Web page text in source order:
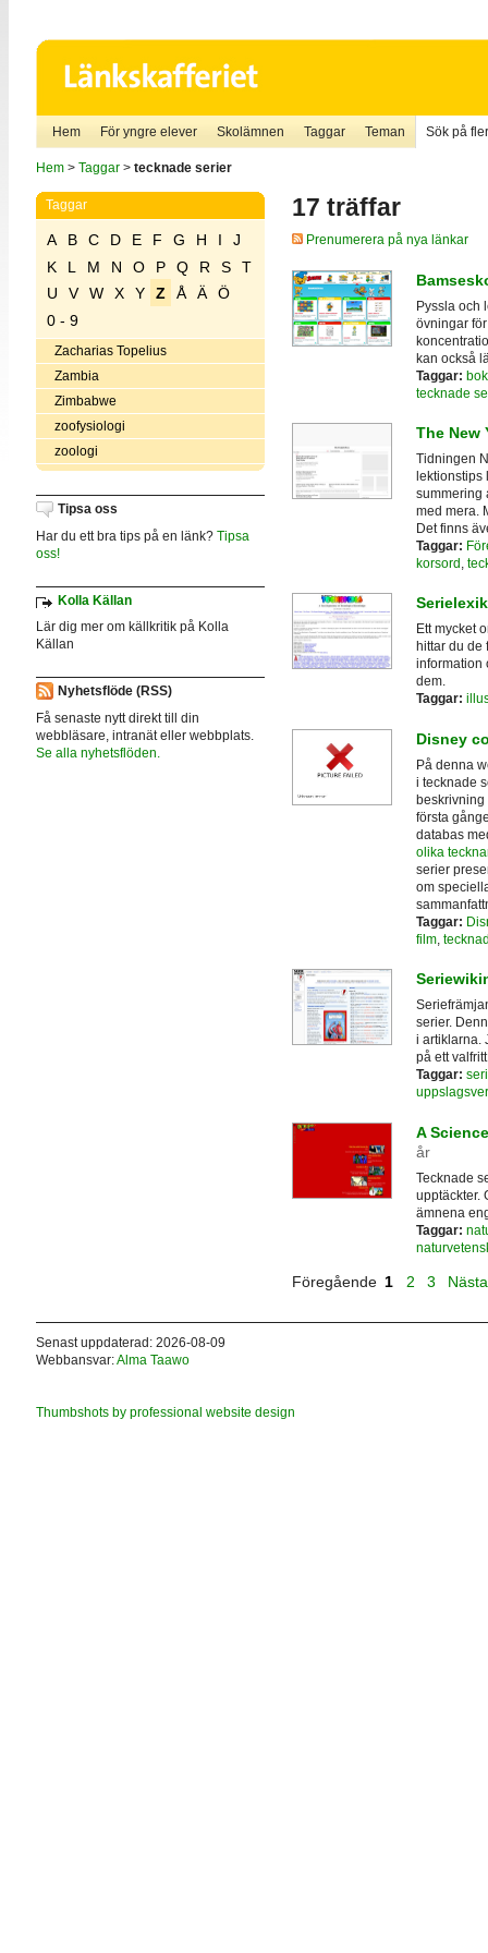
Hem För yngre elever Skolämnen Taggar Teman Sök på
Hem> Taggar> tecknade serier
Taggar
A B C D E F G H I
J
K
L M N O P Q R S
T
U
V W X Y Z Å Ä
Ö
0 - 9
Zacharias Topelius
Zambia
Zimbabwe
zoofysiologi
zoologi
Tipsa oss
Har du ett bra tips på en länk? Tipsa
oss!
Kolla Källan
Lär dig mer om källkritik på Kolla
Källan
Nyhetsflöde (RSS)
Få senaste nytt direkt till din
webbläsare, intranät eller webbplats.
Se alla nyhetsflöden.
17 träffar
Prenumerera på nya länkar
Pyssla och
övningar
kan också
Taggar:
tecknade
The New
Tidningen
summering
med mera.
Det finns
Taggar:
korsord ,
Ett mycket
hittar du de
information
dem.
Taggar:
Disney
På denna
i tecknade
beskrivning
första
databas
olika
serier
om
Taggar:
film,
serier.
i artiklarna.
på ett
Taggar:
A
år
Tecknade
upptäckter.
ämnena
Taggar:
Föregående 1 2 3
Senast uppdaterad: 2026-08-09
Webbansvar:Alma Taawo
Thumbshots by professional website design